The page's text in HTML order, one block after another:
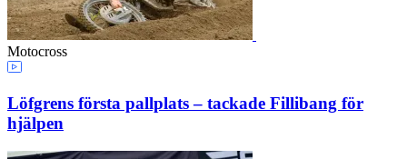
Motocross
Löfgrens första pallplats – tackade Fillibang för
hjälpen